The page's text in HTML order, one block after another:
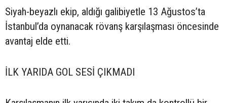
Siyah-beyazlı ekip, aldığı galibiyetle 13 Ağustos’ta
İstanbul’da oynanacak rövanş karşılaşması öncesinde
avantaj elde etti.
İLK YARIDA GOL SESİ ÇIKMADI